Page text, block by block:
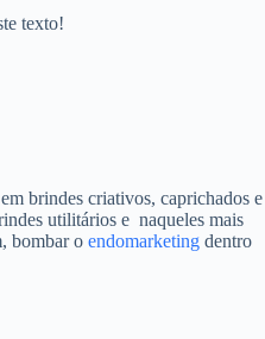
texto!
brindes criativos, caprichados e
utilitários e naqueles mais
bombar o endomarketing dentro